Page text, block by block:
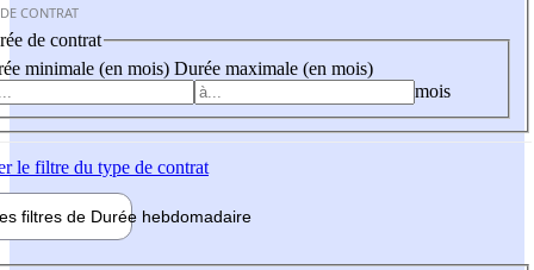
CONTRAT
de contrat
minimale (en mois) Durée maximale (en mois)
mois
le filtre du type de contrat
filtres de Durée hebdomadaire